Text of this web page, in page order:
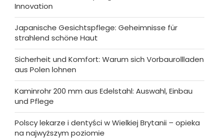
Innovation
Japanische Gesichtspflege: Geheimnisse für
strahlend schöne Haut
Sicherheit und Komfort: Warum sich Vorbaurollladen
aus Polen lohnen
Kaminrohr 200 mm aus Edelstahl: Auswahl, Einbau
und Pflege
Polscy lekarze i dentyści w Wielkiej Brytanii – opieka
na najwyższym poziomie